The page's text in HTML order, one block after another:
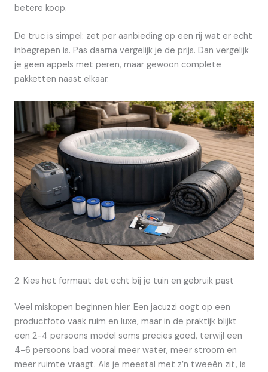
betere koop.
De truc is simpel: zet per aanbieding op een rij wat er echt
inbegrepen is. Pas daarna vergelijk je de prijs. Dan vergelijk
je geen appels met peren, maar gewoon complete
pakketten naast elkaar.
2. Kies het formaat dat echt bij je tuin en gebruik past
Veel miskopen beginnen hier. Een jacuzzi oogt op een
productfoto vaak ruim en luxe, maar in de praktijk blijkt
een 2-4 persoons model soms precies goed, terwijl een
4-6 persoons bad vooral meer water, meer stroom en
meer ruimte vraagt. Als je meestal met z’n tweeën zit, is